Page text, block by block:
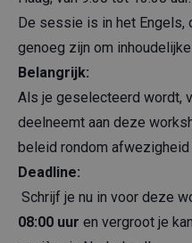
De sessie is in het Engels,
genoeg zijn om
Belangrijk:
Als je geselecteerd wordt,
deelneemt aan deze
beleid rondom afwezigheid
Deadline:
Schrijf je nu in voor deze
08:00 uur en vergroot je